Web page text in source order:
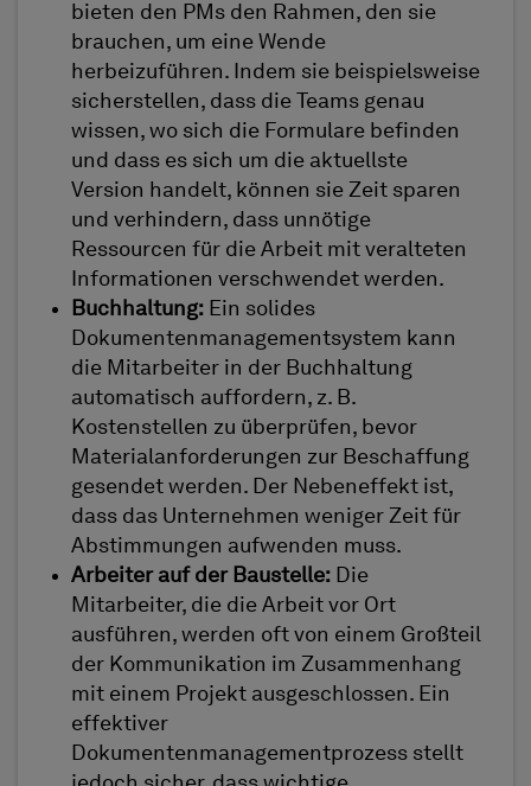
bieten den PMs den Rahmen, den sie
brauchen, um eine Wende
herbeizuführen. Indem sie beispielsweise
sicherstellen, dass die Teams genau
wissen, wo sich die Formulare befinden
und dass es sich um die aktuellste
Version handelt, können sie Zeit sparen
und verhindern, dass unnötige
Ressourcen für die Arbeit mit veralteten
Informationen verschwendet werden.
Buchhaltung: Ein solides
Dokumentenmanagementsystem kann
die Mitarbeiter in der Buchhaltung
automatisch auffordern, z. B.
Kostenstellen zu überprüfen, bevor
Materialanforderungen zur Beschaffung
gesendet werden. Der Nebeneffekt ist,
dass das Unternehmen weniger Zeit für
Abstimmungen aufwenden muss.
Arbeiter auf der Baustelle: Die
Mitarbeiter, die die Arbeit vor Ort
ausführen, werden oft von einem Großteil
der Kommunikation im Zusammenhang
mit einem Projekt ausgeschlossen. Ein
effektiver
Dokumentenmanagementprozess stellt